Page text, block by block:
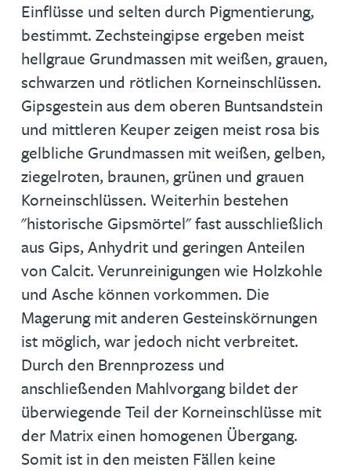
Einflüsse und selten durch Pigmentierung,
bestimmt. Zechsteingipse ergeben meist
hellgraue Grundmassen mit weißen, grauen,
schwarzen und rötlichen Korneinschlüssen.
Gipsgestein aus dem oberen Buntsandstein
und mittleren Keuper zeigen meist rosa bis
gelbliche Grundmassen mit weißen, gelben,
ziegelroten, braunen, grünen und grauen
Korneinschlüssen. Weiterhin bestehen
"historische Gipsmörtel" fast ausschließlich
aus Gips, Anhydrit und geringen Anteilen
von Calcit. Verunreinigungen wie Holzkohle
und Asche können vorkommen. Die
Magerung mit anderen Gesteinskörnungen
ist möglich, war jedoch nicht verbreitet.
Durch den Brennprozess und
anschließenden Mahlvorgang bildet der
überwiegende Teil der Korneinschlüsse mit
der Matrix einen homogenen Übergang.
Somit ist in den meisten Fällen keine